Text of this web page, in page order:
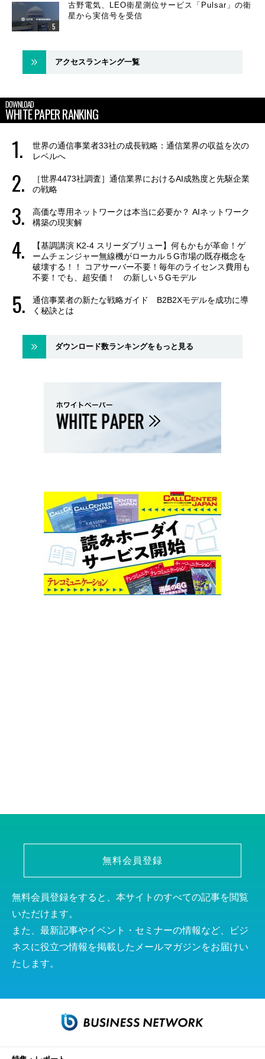
古野電気、LEO衛星測位サービス「Pulsar」の衛
星から実信号を受信
アクセスランキング一覧
DOWNLOAD
WHITE PAPER RANKING
世界の通信事業者33社の成長戦略：通信業界の収益を次の
レベルへ
［世界4473社調査］通信業界におけるAI成熟度と先駆企業
の戦略
高価な専用ネットワークは本当に必要か？ AIネットワーク
構築の現実解
【基調講演 K2-4 スリーダブリュー】何もかもが革命！ゲ
ームチェンジャー無線機がローカル５G市場の既存概念を
破壊する！！ コアサーバー不要！毎年のライセンス費用も
不要！でも、超安価！ の新しい５Gモデル
通信事業者の新たな戦略ガイド B2B2Xモデルを成功に導
く秘訣とは
ダウンロード数ランキングをもっと見る
無料会員登録
無料会員登録をすると、本サイトのすべての記事を閲覧
いただけます。
また、最新記事やイベント・セミナーの情報など、ビジ
ネスに役立つ情報を掲載したメールマガジンをお届けい
たします。